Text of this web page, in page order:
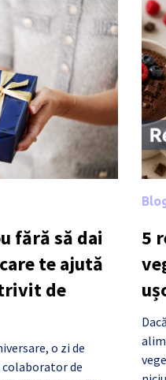
fără să dai
te ajută
de
o zi de
colaborator de
5